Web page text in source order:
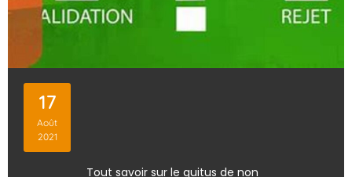
Tout savoir sur le quitus de non
17
Août
2021